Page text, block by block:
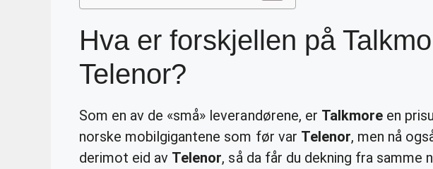
Hva er forskjellen på
Telenor?
Som en av de «små» leverandørene, er Talkmoreen
norske mobilgigantene som før var Telenor, men nå
derimot eid av Telenor, så da får du dekning fra samme